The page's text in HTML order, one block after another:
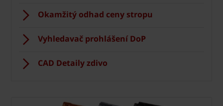
Okamžitý odhad ceny stropu
Vyhledavač prohlášení DoP
CAD Detaily zdivo